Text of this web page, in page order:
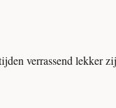
verrassend lekker